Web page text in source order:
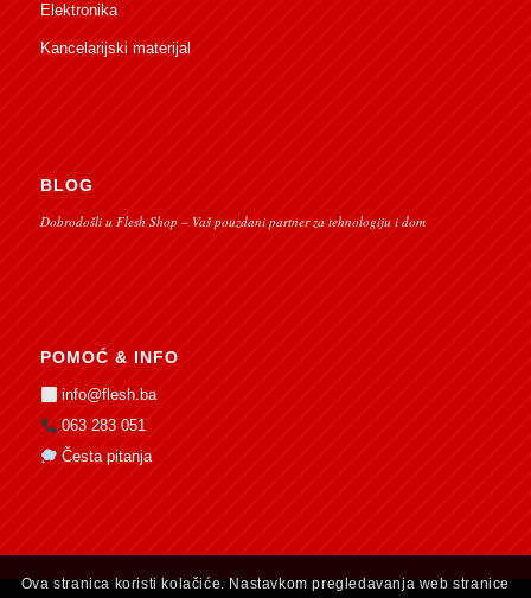
Elektronika
Kancelarijski materijal
BLOG
Dobrodošli u Flesh Shop – Vaš pouzdani partner za tehnologiju i dom
POMOĆ & INFO
info@flesh.ba
063 283 051
Česta pitanja
Ova stranica koristi kolačiće. Nastavkom pregledavanja web stranice